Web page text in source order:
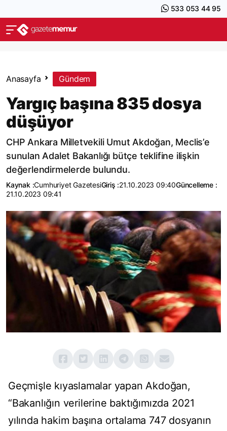
533 053 44 95
Anasayfa Gündem
Yargıç başına 835 dosya
düşüyor
CHP Ankara Milletvekili Umut Akdoğan, Meclis’e
sunulan Adalet Bakanlığı bütçe teklifine ilişkin
değerlendirmelerde bulundu.
Kaynak :Cumhuriyet GazetesiGiriş :21.10.2023 09:40Güncelleme :
21.10.2023 09:41
Geçmişle kıyaslamalar yapan Akdoğan,
“Bakanlığın verilerine baktığımızda 2021
yılında hakim başına ortalama 747 dosyanın